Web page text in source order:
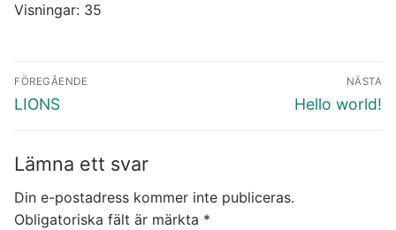
Visningar: 35
Inläggsnavigering
FÖREGÅENDE
Föregående
LIONS
NÄSTA
Nästa
Hello world!
Lämna ett svar
Din e-postadress kommer inte publiceras.
Obligatoriska fält är märkta *